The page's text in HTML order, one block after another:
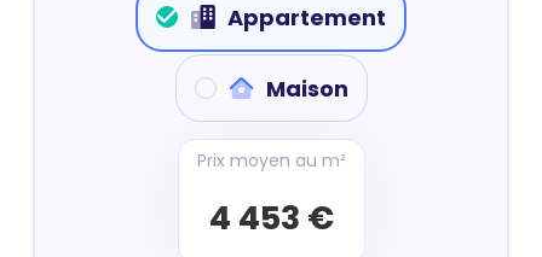
Appartement
Maison
Prix moyen au m²
4 453 €